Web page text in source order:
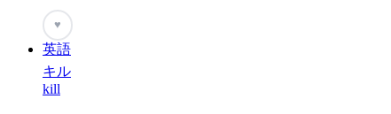
♥
英語
キル
kill